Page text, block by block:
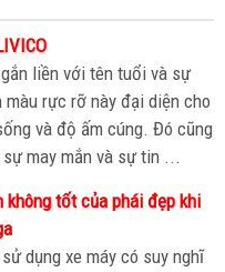
liền với tên tuổi và sự
màu rực rỡ này đại diện cho
và độ ấm cúng. Đó cũng
may mắn và sự tin ...
không tốt của phái đẹp khi
dụng xe máy có suy nghĩ